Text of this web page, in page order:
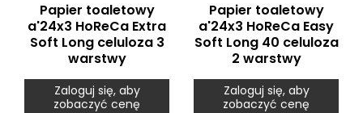
Papier toaletowy
a'24x3 HoReCa Extra
Soft Long celuloza 3
warstwy
Zaloguj się, aby
zobaczyć cenę
Papier toaletowy
a'24x3 HoReCa Easy
Soft Long 40 celuloza
2 warstwy
Zaloguj się, aby
zobaczyć cenę